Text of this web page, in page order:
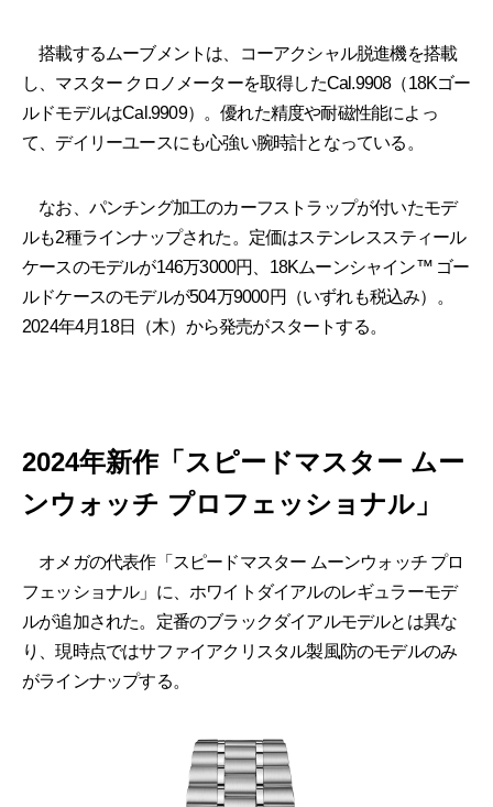
搭載するムーブメントは、コーアクシャル脱進機を搭載
し、マスター クロノメーターを取得したCal.9908（18Kゴー
ルドモデルはCal.9909）。優れた精度や耐磁性能によっ
て、デイリーユースにも心強い腕時計となっている。
なお、パンチング加工のカーフストラップが付いたモデ
ルも2種ラインナップされた。定価はステンレススティール
ケースのモデルが146万3000円、18Kムーンシャイン™ ゴー
ルドケースのモデルが504万9000円（いずれも税込み）。
2024年4月18日（木）から発売がスタートする。
2024年新作「スピードマスター ムー
ンウォッチ プロフェッショナ ル」
オメガの代表作「スピードマスター ムーンウォッチ プロ
フェッショナ ル」に、ホワイトダイアルのレギュラーモデ
ルが追加された。定番のブラックダイアルモデルとは異な
り、現時点ではサファイアクリスタル製風防のモデルのみ
がラインナップする。